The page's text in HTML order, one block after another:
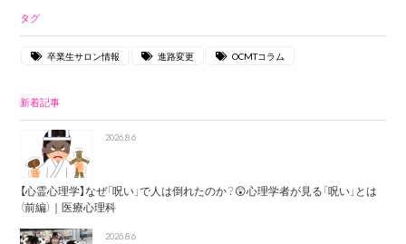
タグ
卒業生サロン情報 進路変更 OCMTコラム
新着記事
2026.8.6
【心霊心理学】なぜ「呪い」で人は倒れたのか？😲心理学者が見る「呪い」とは
（前編）｜医療心理科
2026.8.6